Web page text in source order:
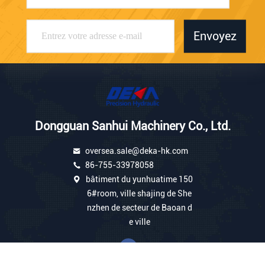
Envoyez
Dongguan Sanhui Machinery Co., Ltd.
oversea.sale@deka-hk.com
86-755-33978058
bâtiment du yunhuatime 150
6#room, ville shajing de She
nzhen de secteur de Baoan d
e ville